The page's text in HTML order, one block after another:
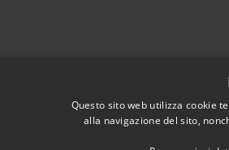
Questo sito web utilizza cookie
alla navigazione del sito,